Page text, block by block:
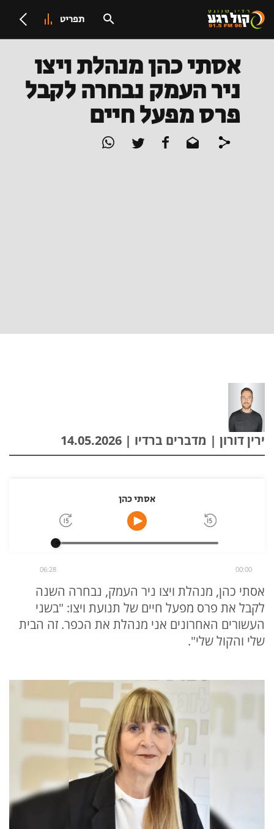
תפריט
אסתי כהן מנהלת ויצו
ניר העמק נבחרה לקבל
פרס מפעל חיים
ירין דורון | מדברים ברדיו | 14.05.2026
אסתי כהן
00:00
06:28
אסתי כהן, מנהלת ויצו ניר העמק, נבחרה השנה
לקבל את פרס מפעל חיים של תנועת ויצו: "בשני
העשורים האחרונים אני מנהלת את הכפר. זה הבית
שלי והקול שלי".